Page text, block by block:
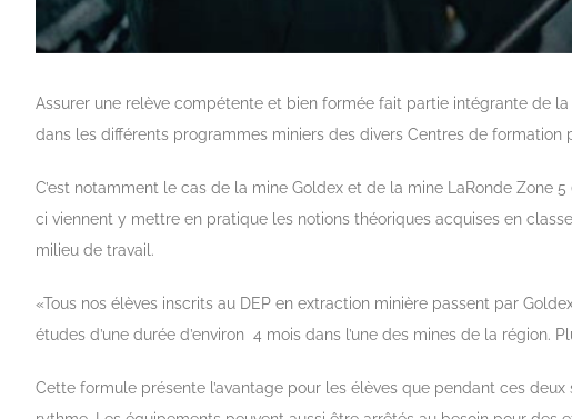
Assurer une relève compétente et bien formée fait partie intégrante de
dans les différents programmes miniers des divers Centres de formation
C’est notamment le cas de la mine Goldex et de la mine LaRonde Zone
ci viennent y mettre en pratique les notions théoriques acquises en
milieu de travail.
«Tous nos élèves inscrits au DEP en extraction minière passent par
études d’une durée d’environ 4 mois dans l’une des mines de la
Cette formule présente l’avantage pour les élèves que pendant ces